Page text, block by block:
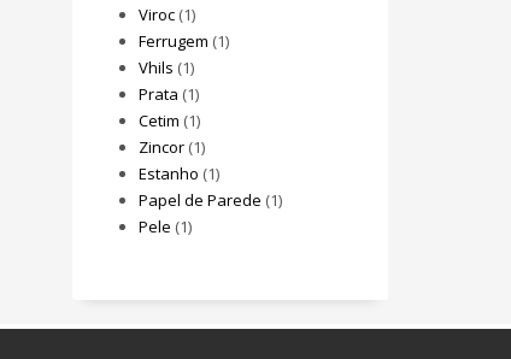
Viroc(1)
Ferrugem (1)
Vhils (1)
Prata (1)
Cetim (1)
Zincor(1)
Estanho (1)
Papel de Parede (1)
Pele (1)